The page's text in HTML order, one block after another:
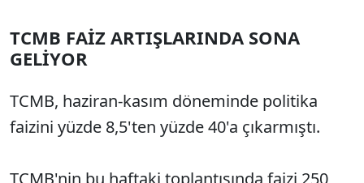
TCMB FAİZ ARTIŞLARINDA SONA
GELİYOR
TCMB, haziran-kasım döneminde politika
faizini yüzde 8,5'ten yüzde 40'a çıkarmıştı.